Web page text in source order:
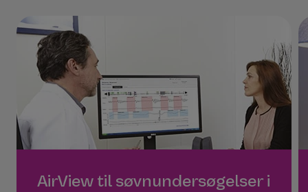
AirView til søvnundersøgelser i